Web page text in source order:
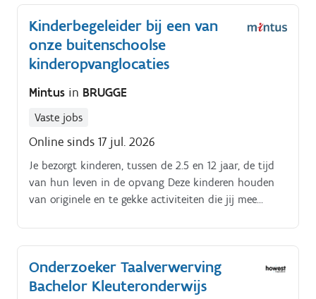
ons helpen en maak er je job van!
Kinderbegeleider bij een van
onze buitenschoolse
kinderopvanglocaties
Mintus in BRUGGE
Vaste jobs
Online sinds 17 jul. 2026
Je bezorgt kinderen, tussen de 2.5 en 12 jaar, de tijd
van hun leven in de opvang Deze kinderen houden
van originele en te gekke activiteiten die jij mee
biedt hen hierin voldoende uitdaging en stimuleert
ze in hun zelfontwikkeling die ze op hun eigen
tempo ontplooien Je werkt nauw samen met jouw
teamgenoten en je brengt hen steeds op de hoogte
Onderzoeker Taalverwerving
Bachelor Kleuteronderwijs